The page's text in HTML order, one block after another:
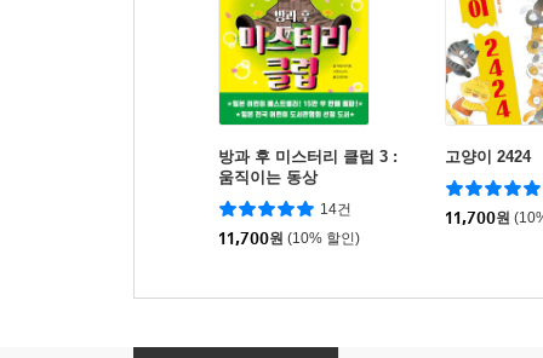
방과 후 미스터리 클럽 3 :
움직이는 동상
14건
11,700원 (10% 할인)
고양이 2424
11,700원